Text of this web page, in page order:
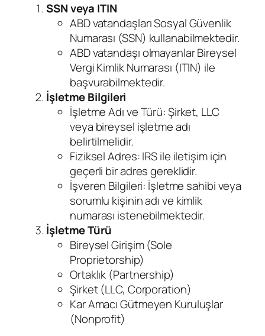
SSN veya ITIN
ABD vatandaşları Sosyal Güvenlik
Numarası (SSN) kullanabilmektedir.
ABD vatandaşı olmayanlar Bireysel
Vergi Kimlik Numarası (ITIN) ile
başvurabilmektedir.
İşletme Bilgileri
İşletme Adı ve Türü: Şirket, LLC
veya bireysel işletme adı
belirtilmelidir.
Fiziksel Adres: IRS ile iletişim için
geçerli bir adres gereklidir.
İşveren Bilgileri: İşletme sahibi veya
sorumlu kişinin adı ve kimlik
numarası istenebilmektedir.
İşletme Türü
Bireysel Girişim (Sole
Proprietorship)
Ortaklık (Partnership)
Şirket (LLC, Corporation)
Kar Amacı Gütmeyen Kuruluşlar
(Nonprofit)